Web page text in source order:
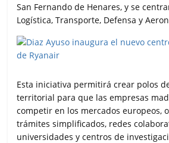
San Fernando de Henares, y se
Logística, Transporte, Defensa y
Esta iniciativa permitirá crear polos
territorial para que las empresas
competir en los mercados europeos,
trámites simplificados, redes
universidades y centros de